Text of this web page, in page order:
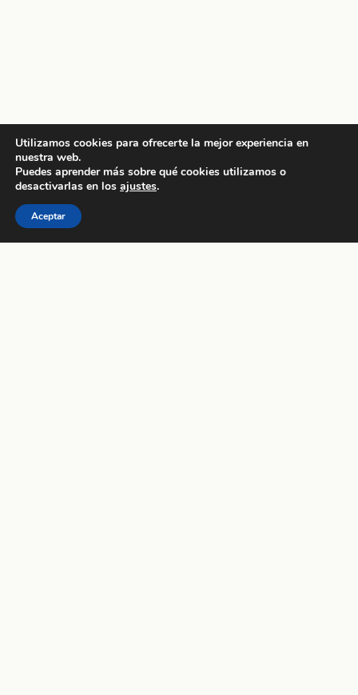
Utilizamos cookies para ofrecerte la mejor experiencia en
nuestra web.
Puedes aprender más sobre qué cookies utilizamos o
desactivarlas en los ajustes.
Aceptar